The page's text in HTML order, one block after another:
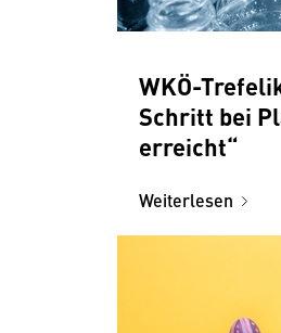
WKÖ-
Schritt bei
erreicht“
Weiterlesen